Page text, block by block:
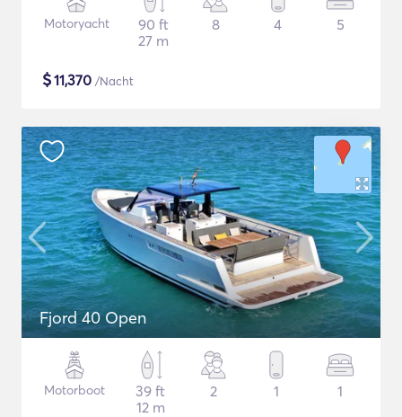
Motoryacht
90 ft
27 m
8 4 5
$11,370 /Nacht
Fjord 40 Open
Motorboot
39 ft
12 m
2 1 1